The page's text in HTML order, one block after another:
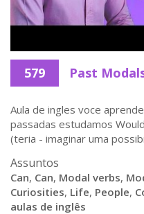
579 Past
Aula de ingles voce
passadas estudamos
(teria - imaginar uma
Assuntos
Can, Can, Modal verbs,
Curiosities, Life, People,
aulas de inglês